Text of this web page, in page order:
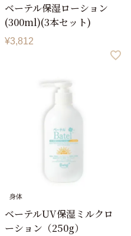
ベーテル保湿ローション
(300ml)(3本セット)
¥3,812
身体
ベーテルUV保湿ミルクロ
ーション（250g）